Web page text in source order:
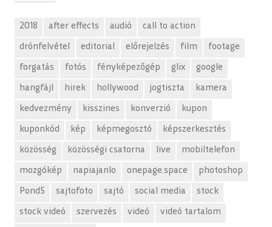
2018 after effects audió call to action
drónfelvétel editorial előrejelzés film footage
forgatás fotós fényképezőgép glix google
hangfájl hirek hollywood jogtiszta kamera
kedvezmény kisszines konverzió kupon
kuponkód kép képmegosztó képszerkesztés
közösség közösségi csatorna live mobiltelefon
mozgókép napiajanlo onepage.space photoshop
Pond5 sajtofoto sajtó social media stock
stock videó szervezés videó videó tartalom